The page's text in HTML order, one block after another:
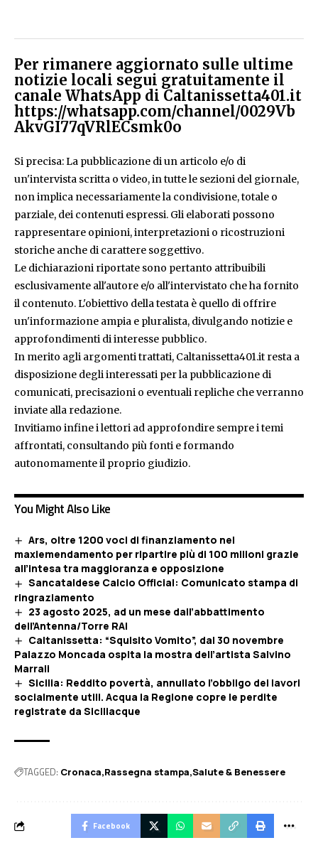
Per rimanere aggiornato sulle ultime
notizie locali segui gratuitamente il
canale WhatsApp di Caltanissetta401.it
https://whatsapp.com/channel/0029Vb
AkvGI77qVRlECsmk0o
Si precisa: La pubblicazione di un articolo e/o di
un'intervista scritta o video, in tutte le sezioni del giornale,
non implica necessariamente la condivisione, totale o
parziale, dei contenuti espressi. Gli elaborati possono
rappresentare opinioni, interpretazioni o ricostruzioni
storiche anche di carattere soggettivo.
Le dichiarazioni riportate sono pertanto attribuibili
esclusivamente all'autore e/o all'intervistato che ha fornito
il contenuto. L'obiettivo della testata è quello di offrire
un'informazione ampia e pluralista, divulgando notizie e
approfondimenti di interesse pubblico.
In merito agli argomenti trattati, Caltanissetta401.it resta a
disposizione degli interessati per la pubblicazione di
comunicati, precisazioni o eventuali repliche che verranno
inviate alla redazione.
Invitiamo infine i lettori ad approfondire sempre i temi
affrontati, consultando più fonti e formando
autonomamente il proprio giudizio.
You Might Also Like
Ars, oltre 1200 voci di finanziamento nel
maxiemendamento per ripartire più di 100 milioni grazie
all’intesa tra maggioranza e opposizione
Sancataldese Calcio Official: Comunicato stampa di
ringraziamento
23 agosto 2025, ad un mese dall’abbattimento
dell’Antenna/Torre RAI
Caltanissetta: “Squisito Vomito”, dal 30 novembre
Palazzo Moncada ospita la mostra dell’artista Salvino
Marrali
Sicilia: Reddito povertà, annullato l’obbligo dei lavori
socialmente utili. Acqua la Regione copre le perdite
registrate da Siciliacque
TAGGED: Cronaca Rassegna stampa Salute & Benessere
Facebook